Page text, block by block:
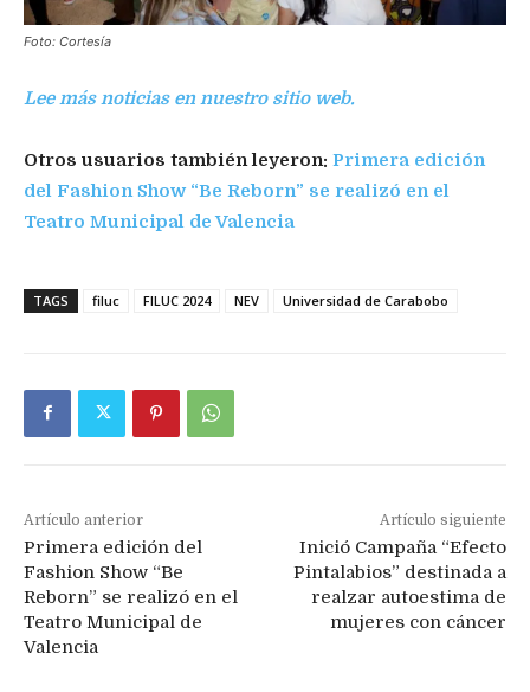
Foto: Cortesía
Lee más noticias en nuestro sitio web.
Otros usuarios también leyeron: Primera edición
del Fashion Show “Be Reborn” se realizó en el
Teatro Municipal de Valencia
TAGS filuc FILUC 2024 NEV Universidad de Carabobo
Artículo anterior
Primera edición del
Fashion Show “Be
Reborn” se realizó en el
Teatro Municipal de
Valencia
Artículo siguiente
Inició Campaña “Efecto
Pintalabios” destinada a
realzar autoestima de
mujeres con cáncer